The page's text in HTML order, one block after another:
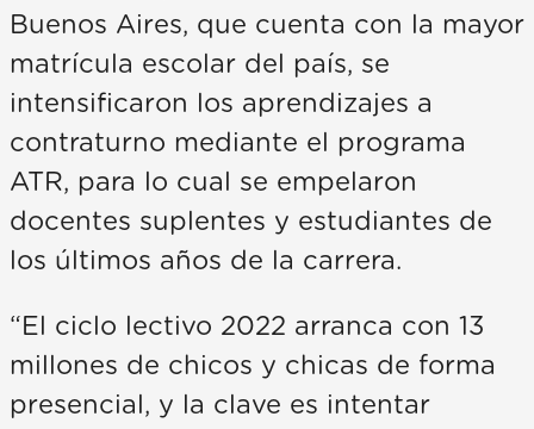
Buenos Aires, que cuenta con la mayor
matrícula escolar del país, se
intensificaron los aprendizajes a
contraturno mediante el programa
ATR, para lo cual se empelaron
docentes suplentes y estudiantes de
los últimos años de la carrera.
“El ciclo lectivo 2022 arranca con 13
millones de chicos y chicas de forma
presencial, y la clave es intentar